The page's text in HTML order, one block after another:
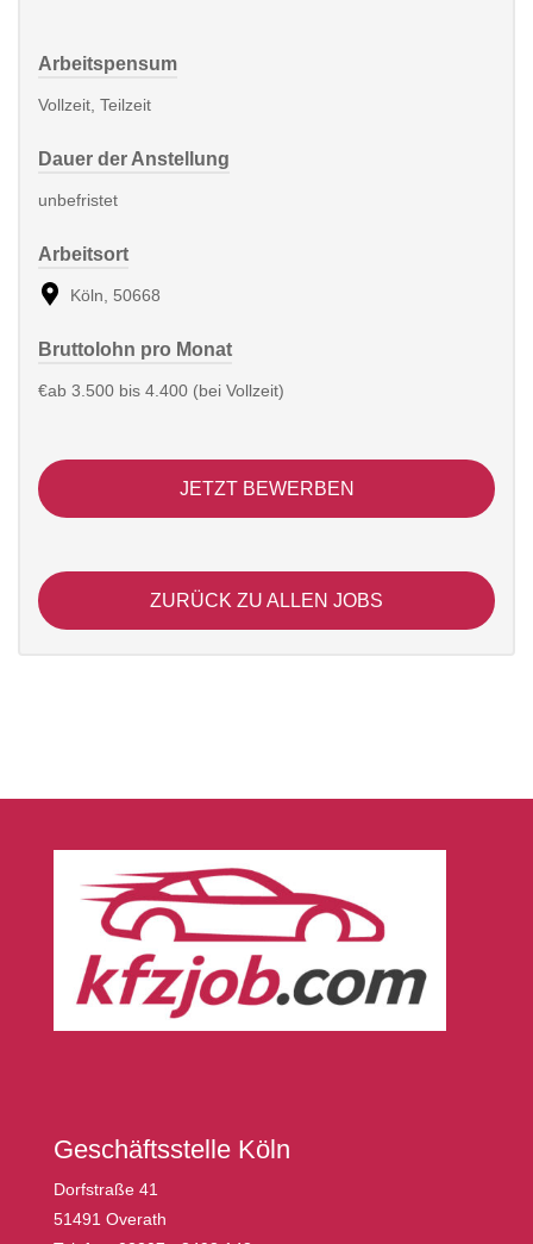
Arbeitspensum
Vollzeit, Teilzeit
Dauer der Anstellung
unbefristet
Arbeitsort
Köln, 50668
Bruttolohn pro Monat
€ab 3.500 bis 4.400 (bei Vollzeit)
JETZT BEWERBEN
ZURÜCK ZU ALLEN JOBS
Geschäftsstelle Köln
Dorfstraße 41
51491 Overath